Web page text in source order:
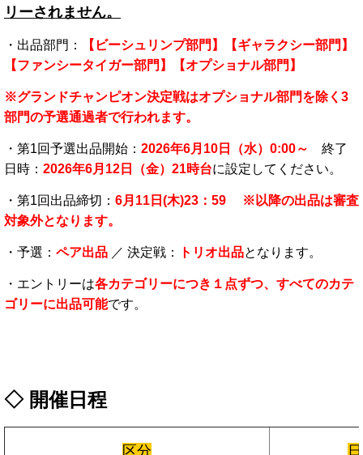
リーされません。
・出品部門：
【ビーシュリンプ部門】【ギャラクシー部門】
【ファンシータイガー部門】【オプショナル部門】
※グランドチャンピオン決定戦はオプショナル部門を除く3
部門の予選通過者で行われます。
・第1回予選出品開始： 2026年6月10日（水）0:00～ 終了
日時： 2026年6月12日（金）21時台に設定してください。
・第1回出品締切： 6月11日(木)23：59 ※以降の出品は審査
対象外となります。
・予選： ペア出品 ／ 決定戦： トリオ出品となります。
・エントリーは各カテゴリーにつき１点ずつ、すべてのカテ
ゴリーに出品可能です。
◇ 開催日程
区分